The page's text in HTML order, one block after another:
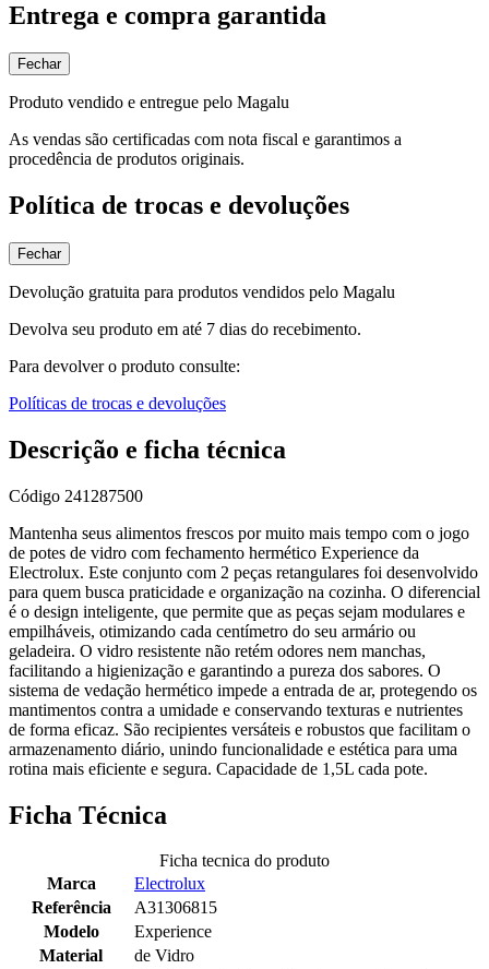
Entrega e compra garantida
Fechar
Produto vendido e entregue pelo Magalu
As vendas são certificadas com nota fiscal e garantimos a
procedência de produtos originais.
Política de trocas e devoluções
Fechar
Devolução gratuita para produtos vendidos pelo Magalu
Devolva seu produto em até 7 dias do recebimento.
Para devolver o produto consulte:
Políticas de trocas e devoluções
Descrição e ficha técnica
Código 241287500
Mantenha seus alimentos frescos por muito mais tempo com o jogo
de potes de vidro com fechamento hermético Experience da
Electrolux. Este conjunto com 2 peças retangulares foi desenvolvido
para quem busca praticidade e organização na cozinha. O diferencial
é o design inteligente, que permite que as peças sejam modulares e
empilháveis, otimizando cada centímetro do seu armário ou
geladeira. O vidro resistente não retém odores nem manchas,
facilitando a higienização e garantindo a pureza dos sabores. O
sistema de vedação hermético impede a entrada de ar, protegendo os
mantimentos contra a umidade e conservando texturas e nutrientes
de forma eficaz. São recipientes versáteis e robustos que facilitam o
armazenamento diário, unindo funcionalidade e estética para uma
rotina mais eficiente e segura. Capacidade de 1,5L cada pote.
Ficha Técnica
Ficha tecnica do produto
Marca
Electrolux
Referência
A31306815
Modelo
Experience
Material
de Vidro